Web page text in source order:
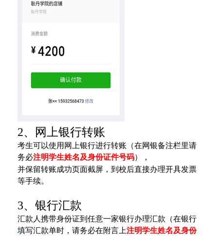
2、网上银行转账
考生可以使用网上银行进行转账（在网银备注栏里请
务必注明学生姓名及身份证件号码），
并保留转账成功页面截屏，到校后直接办理开具发票
等手续。
3、银行汇款
汇款人携带身份证到任意一家银行办理汇款（在银行
填写汇款单时，请务必在附言上注明学生姓名及身份